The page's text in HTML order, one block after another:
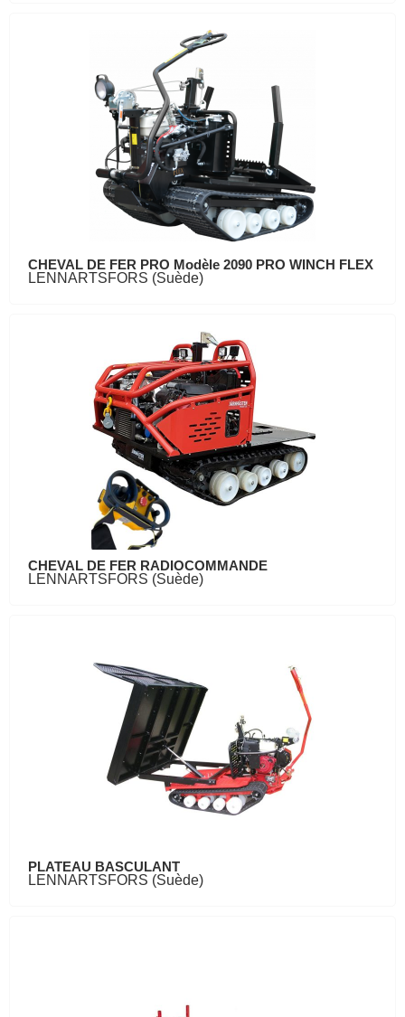
CHEVAL DE FER PRO Modèle 2090 PRO WINCH FLEX
LENNARTSFORS (Suède)
CHEVAL DE FER RADIOCOMMANDE
LENNARTSFORS (Suède)
PLATEAU BASCULANT
LENNARTSFORS (Suède)